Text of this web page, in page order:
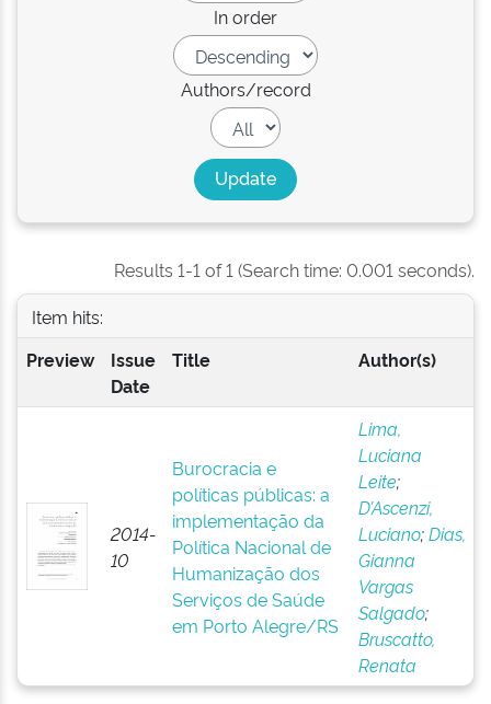
In order
Authors/record
Results 1-1 of 1 (Search time: 0.001 seconds).
Item hits:
Preview
Issue
Date
Title Author(s)
2014-
10
Burocracia e
políticas públicas: a
implementação da
Política Nacional de
Humanização dos
Serviços de Saúde
em Porto Alegre/RS
Lima,
Luciana
Leite;
D’Ascenzi,
Luciano;Dias,
Gianna
Vargas
Salgado;
Bruscatto,
Renata